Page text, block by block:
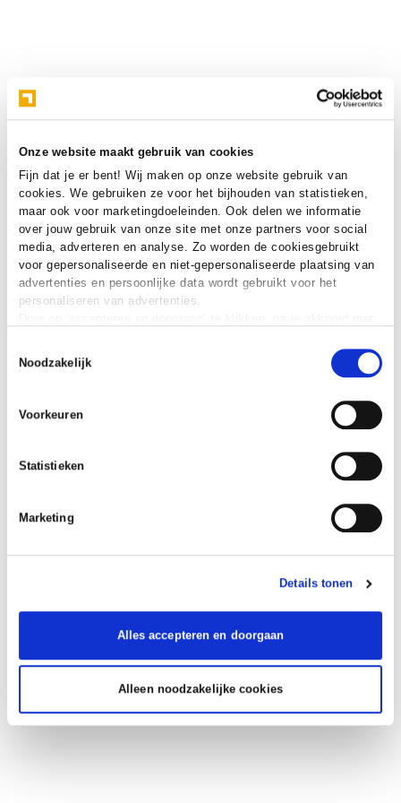
Onze website maakt gebruik van cookies
Fijn dat je er bent! Wij maken op onze website gebruik van
cookies. We gebruiken ze voor het bijhouden van statistieken,
maar ook voor marketingdoeleinden. Ook delen we informatie
over jouw gebruik van onze site met onze partners voor social
media, adverteren en analyse. Zo worden de cookiesgebruikt
voor gepersonaliseerde en niet-gepersonaliseerde plaatsing van
advertenties en persoonlijke data wordt gebruikt voor het
personaliseren van advertenties.
verklaring.
Noodzakelijk
Voorkeuren
Statistieken
Marketing
Details tonen
Alles accepteren en doorgaan
Alleen noodzakelijke cookies